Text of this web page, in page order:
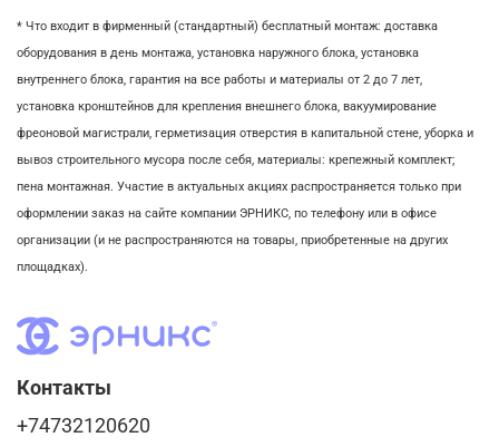
* Что входит в фирменный (стандартный) бесплатный монтаж: доставка
оборудования в день монтажа, установка наружного блока, установка
внутреннего блока, гарантия на все работы и материалы от 2 до 7 лет,
установка кронштейнов для крепления внешнего блока, вакуумирование
фреоновой магистрали, герметизация отверстия в капитальной стене, уборка и
вывоз строительного мусора после себя, материалы: крепежный комплект;
пена монтажная. Участие в актуальных акциях распространяется только при
оформлении заказ на сайте компании ЭРНИКС, по телефону или в офисе
организации (и не распространяются на товары, приобретенные на других
площадках).
Контакты
+74732120620